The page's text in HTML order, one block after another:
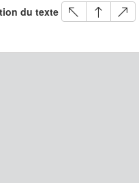
du texte